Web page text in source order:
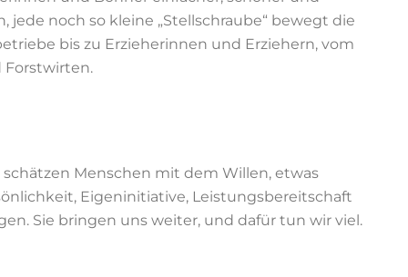
noch so kleine „Stellschraube“ bewegt die
bis zu Erzieherinnen und Erziehern, vom
Forstwirten.
Menschen mit dem Willen, etwas
Eigeninitiative, Leistungsbereitschaft
Sie bringen uns weiter, und dafür tun wir viel.